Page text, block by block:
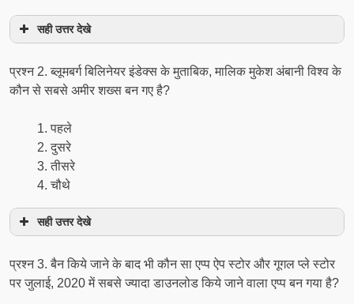
सही उत्तर देखे
प्रश्न 2. ब्लूमबर्ग बिलिनेयर इंडेक्स के मुताबिक, मालिक मुकेश अंबानी विश्व के
कौन से सबसे अमीर शख्स बन गए है?
पहले
दुसरे
तीसरे
चौथे
सही उत्तर देखे
प्रश्न 3. बैन किये जाने के बाद भी कौन सा एप्प ऐप स्टोर और गूगल प्ले स्टोर
पर जुलाई, 2020 में सबसे ज्यादा डाउनलोड किये जाने वाला एप्प बन गया है?